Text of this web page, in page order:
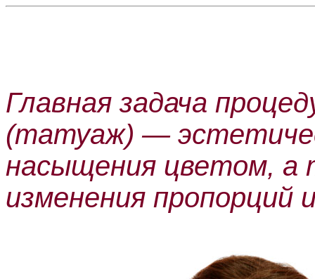
Главная задача
(татуаж) —
насыщения цветом, а
изменения пропорций